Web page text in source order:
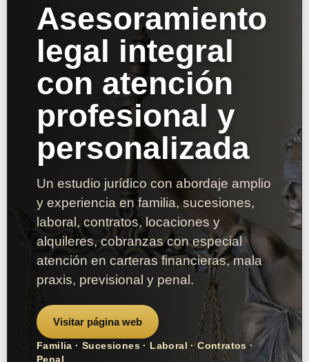
Asesoramiento
legal integral
con atención
profesional y
personalizada
Un estudio jurídico con abordaje amplio
y experiencia en familia, sucesiones,
laboral, contratos, locaciones y
alquileres, cobranzas con especial
atención en carteras financieras, mala
praxis, previsional y penal.
Visitar página web
Familia · Sucesiones · Laboral · Contratos ·
Penal